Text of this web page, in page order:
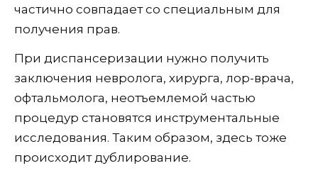
частично совпадает со специальным для
получения прав.
При диспансеризации нужно получить
заключения невролога, хирурга, лор-врача,
офтальмолога, неотъемлемой частью
процедур становятся инструментальные
исследования. Таким образом, здесь тоже
происходит дублирование.